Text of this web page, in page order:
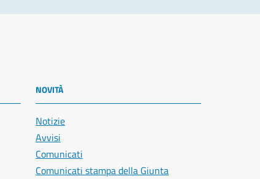
NOVITÀ
Notizie
Avvisi
Comunicati
Comunicati stampa della Giunta